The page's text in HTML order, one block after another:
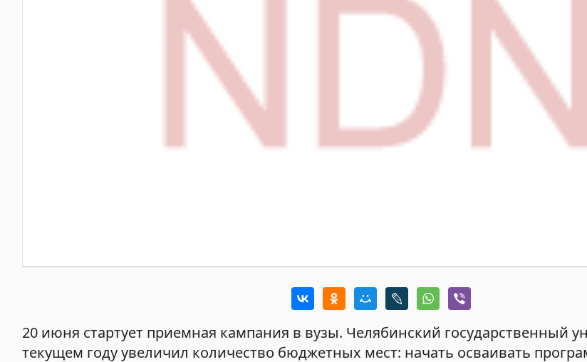
20 июня стартует приемная кампания в вузы. Челябинский государственный
текущем году увеличил количество бюджетных мест: начать осваивать